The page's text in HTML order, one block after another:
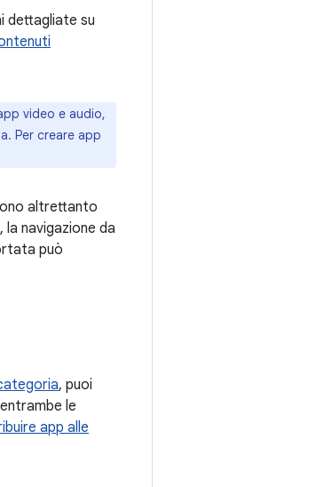
dettagliate su
video e audio,
Per creare app
altrettanto
navigazione da
può
, puoi
le
app alle